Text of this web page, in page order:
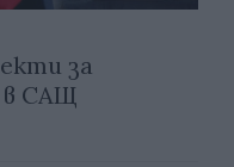
за
в САЩ